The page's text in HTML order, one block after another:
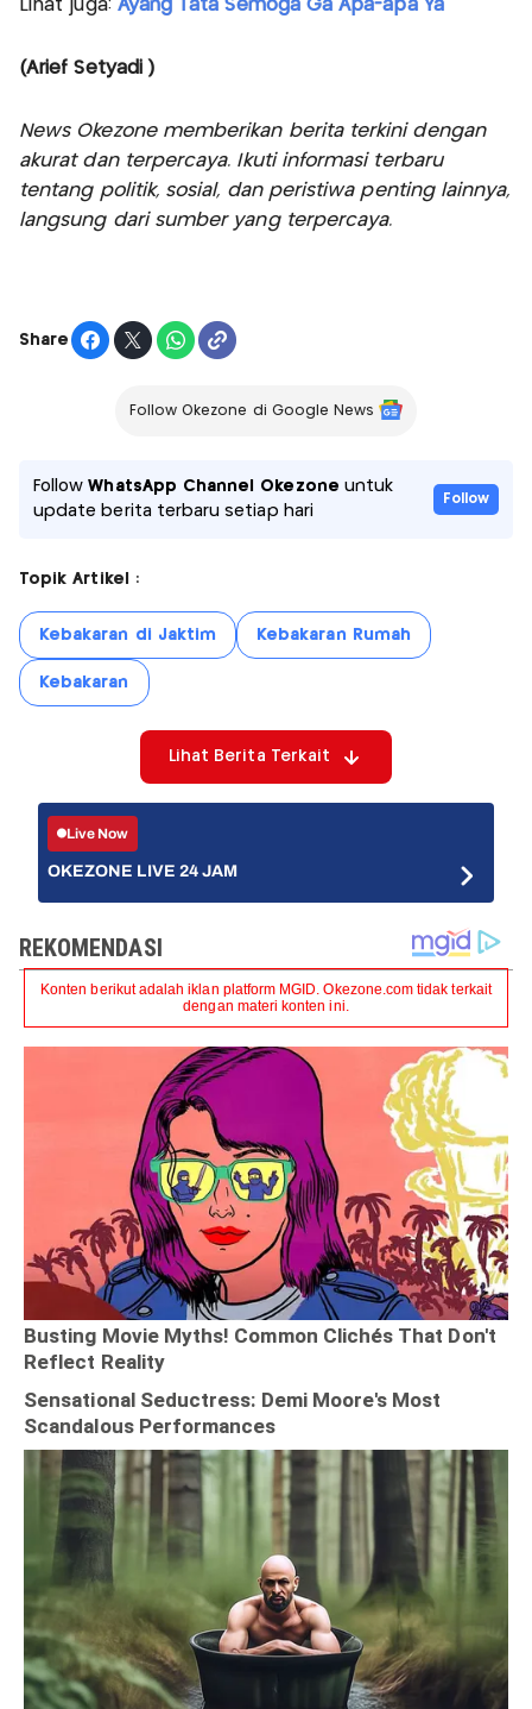
Lihat juga: Ayang Tata Semoga Ga Apa-apa Ya
(Arief Setyadi )
News Okezone memberikan berita terkini dengan
akurat dan terpercaya. Ikuti informasi terbaru
tentang politik, sosial, dan peristiwa penting lainnya,
langsung dari sumber yang terpercaya.
Share
Follow Okezone di Google News
FollowWhatsApp Channel Okezone untuk
update berita terbaru setiap hari
Follow
Topik Artikel :
Kebakaran di Jaktim Kebakaran Rumah
Kebakaran
Lihat Berita Terkait
Live Now
OKEZONE LIVE 24 JAM